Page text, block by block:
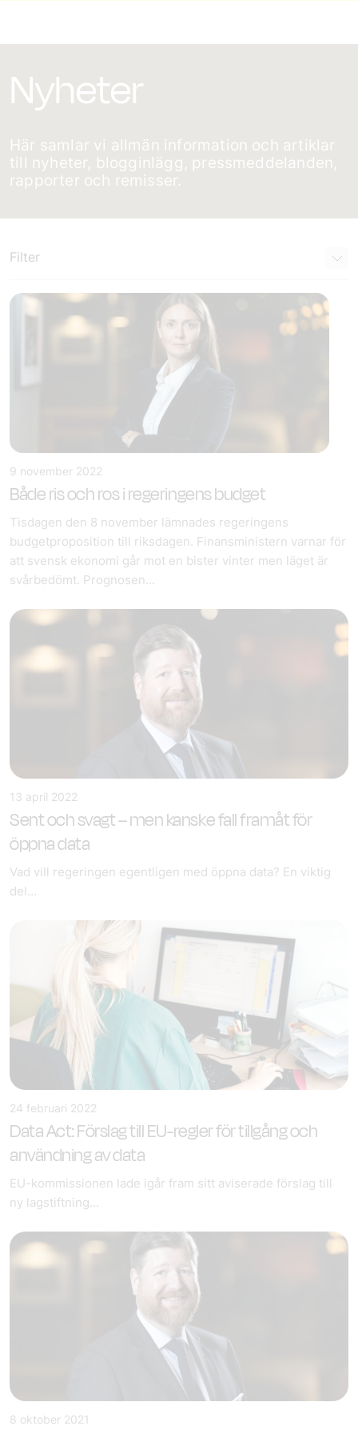
Nyheter
Här samlar vi allmän information och artiklar
till nyheter, blogginlägg, pressmeddelanden,
rapporter och remisser.
Filter
9 november 2022
Både ris och ros i regeringens budget
Tisdagen den 8 november lämnades regeringens
budgetproposition till riksdagen. Finansministern varnar för
att svensk ekonomi går mot en bister vinter men läget är
svårbedömt. Prognosen...
13 april 2022
Sent och svagt – men kanske fall framåt för
öppna data
Vad vill regeringen egentligen med öppna data? En viktig
del...
24 februari 2022
Data Act: Förslag till EU-regler för tillgång och
användning av data
EU-kommissionen lade igår fram sitt aviserade förslag till
ny lagstiftning...
8 oktober 2021